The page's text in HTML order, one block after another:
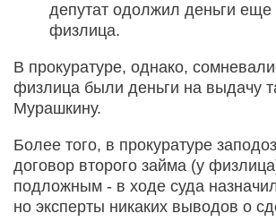
депутат одолжил деньги еще
физлица.
В прокуратуре, однако,
физлица были деньги на выдачу
Мурашкину.
Более того, в прокуратуре
договор второго займа (у
подложным - в ходе суда
но эксперты никаких выводов о